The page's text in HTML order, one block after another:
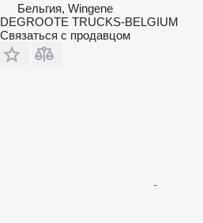
Бельгия, Wingene
DEGROOTE TRUCKS-BELGIUM
Связаться с продавцом